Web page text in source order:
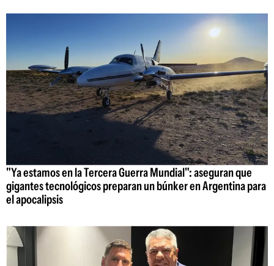
"Ya estamos en la Tercera Guerra Mundial": aseguran que
gigantes tecnológicos preparan un búnker en Argentina para
el apocalipsis